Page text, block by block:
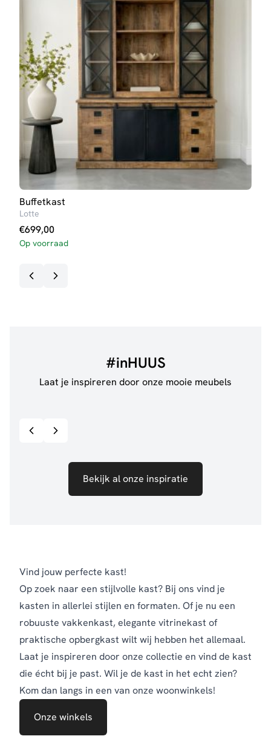
Buffetkast
Lotte
€699,00
Op voorraad
#inHUUS
Laat je inspireren door onze mooie meubels
Bekijk al onze inspiratie
Vind jouw perfecte kast!
Op zoek naar een stijlvolle kast? Bij ons vind je
kasten in allerlei stijlen en formaten. Of je nu een
robuuste vakkenkast, elegante vitrinekast of
praktische opbergkast wilt wij hebben het allemaal.
Laat je inspireren door onze collectie en vind de kast
die écht bij je past. Wil je de kast in het echt zien?
Kom dan langs in een van onze woonwinkels!
Onze winkels